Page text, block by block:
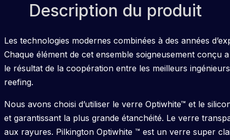
Description du produit
Les technologies modernes combinées à des années
Chaque élément de cet ensemble soigneusement conçu
le résultat de la coopération entre les meilleurs
reefing.
Nous avons choisi d’utiliser le verre Optiwhite™ et le
et garantissant la plus grande étanchéité. Le verre
aux rayures. Pilkington Optiwhite ™ est un verre super